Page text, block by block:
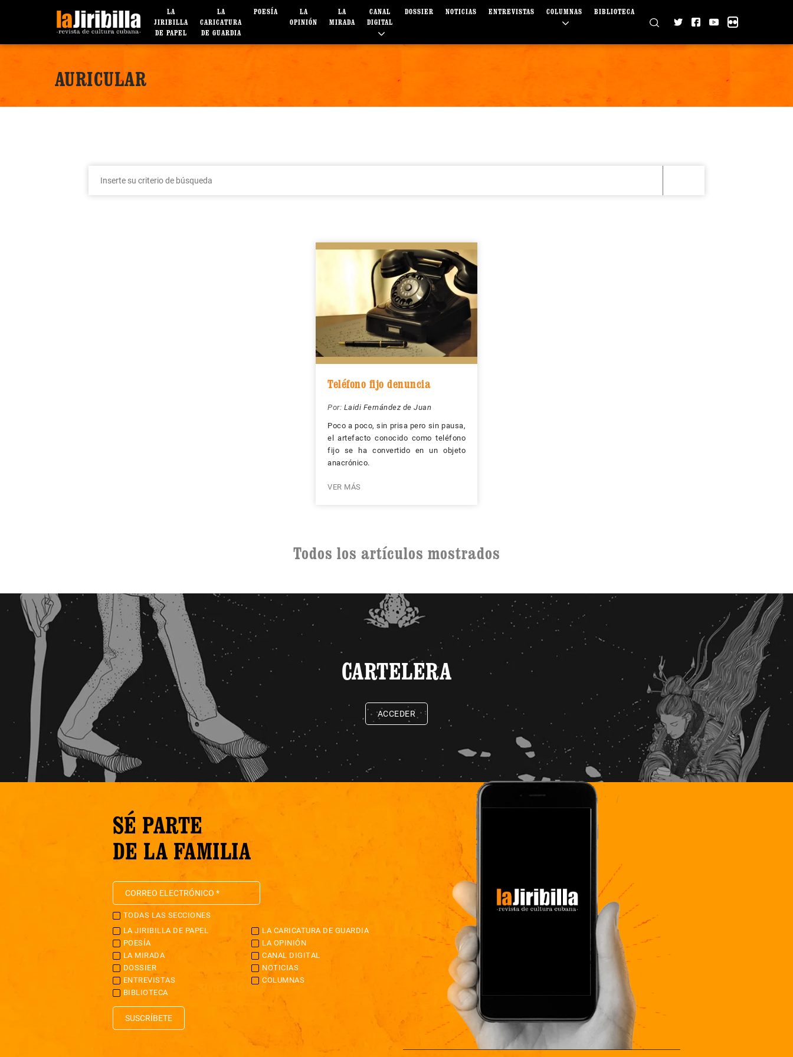
LA
JIRIBILLA
DE PAPEL
LA
CARICATURA
DE GUARDIA
POESÍA
LA
OPINIÓN
LA
MIRADA
CANAL
DIGITAL
DOSSIER NOTICIAS ENTREVISTAS COLUMNAS BIBLIOTECA
AURICULAR
Teléfono fijo denuncia
Por: Laidi Fernández de Juan
Poco a poco, sin prisa pero sin pausa,
el artefacto conocido como teléfono
fijo se ha convertido en un objeto
anacrónico.
VER MÁS
Todos los artículos mostrados
CARTELERA
ACCEDER
SÉ PARTE
DE LA FAMILIA
TODAS LAS SECCIONES
LA JIRIBILLA DE PAPEL
LA CARICATURA DE GUARDIA
POESÍA
LA OPINIÓN
LA MIRADA
CANAL DIGITAL
DOSSIER
NOTICIAS
ENTREVISTAS
COLUMNAS
BIBLIOTECA
SUSCRÍBETE